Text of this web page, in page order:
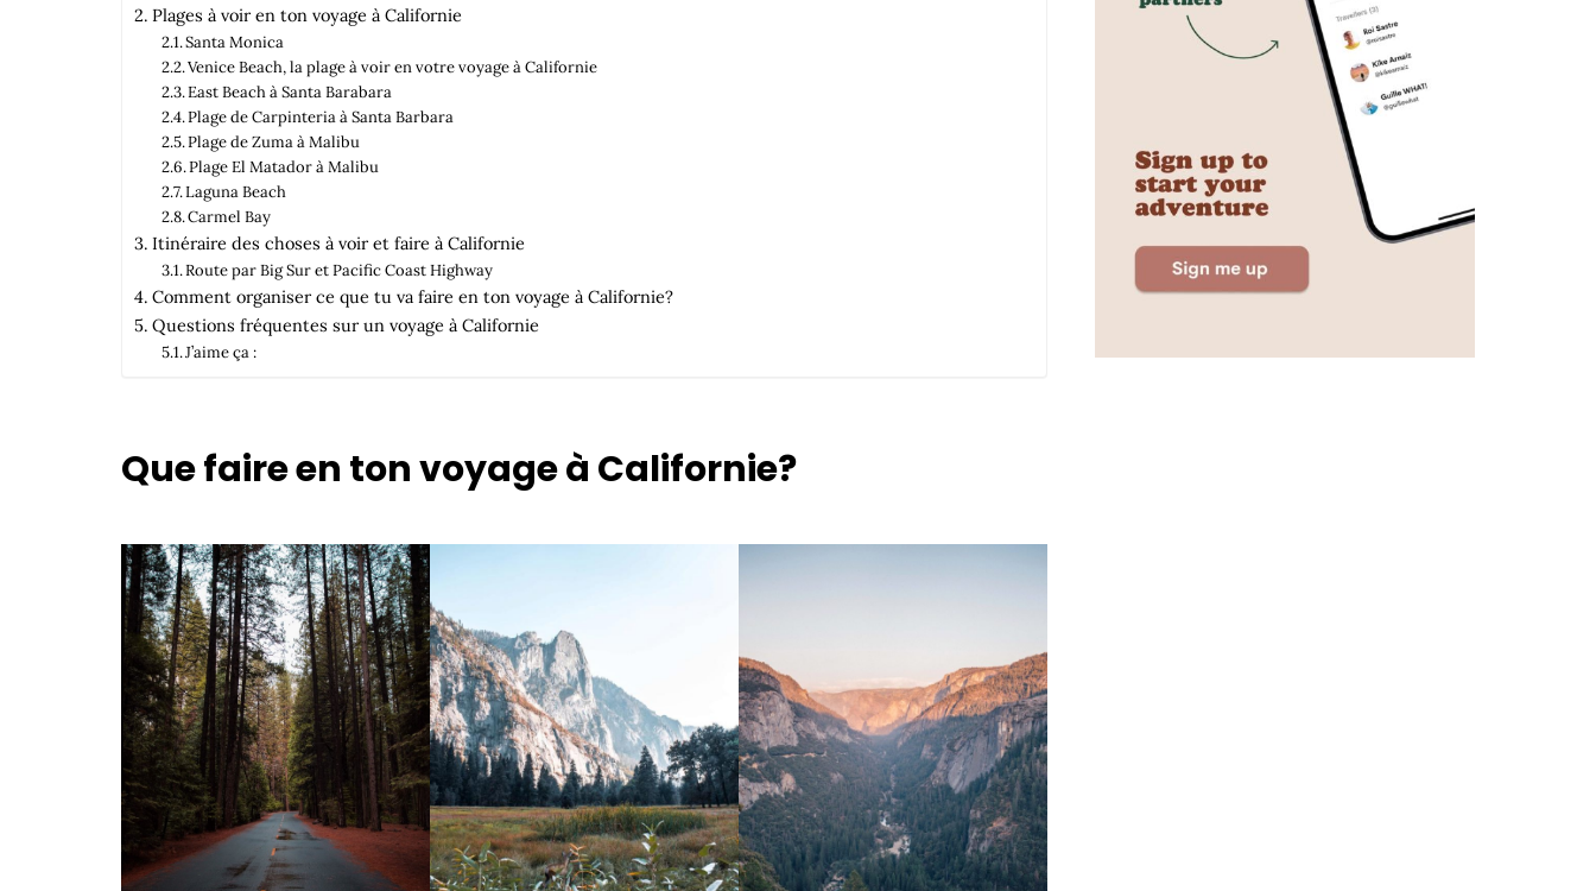
Plages à voir en ton voyage à Californie
Santa Monica
Venice Beach, la plage à voir en votre voyage à Californie
East Beach à Santa Barabara
Plage de Carpinteria à Santa Barbara
Plage de Zuma à Malibu
Plage El Matador à Malibu
Laguna Beach
Carmel Bay
Itinéraire des choses à voir et faire à Californie
Route par Big Sur et Pacific Coast Highway
Comment organiser ce que tu va faire en ton voyage à Californie?
Questions fréquentes sur un voyage à Californie
J’aime ça :
Que faire en ton voyage à Californie?